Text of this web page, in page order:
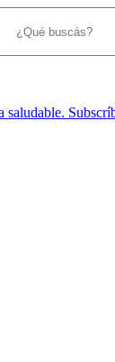
saludable.